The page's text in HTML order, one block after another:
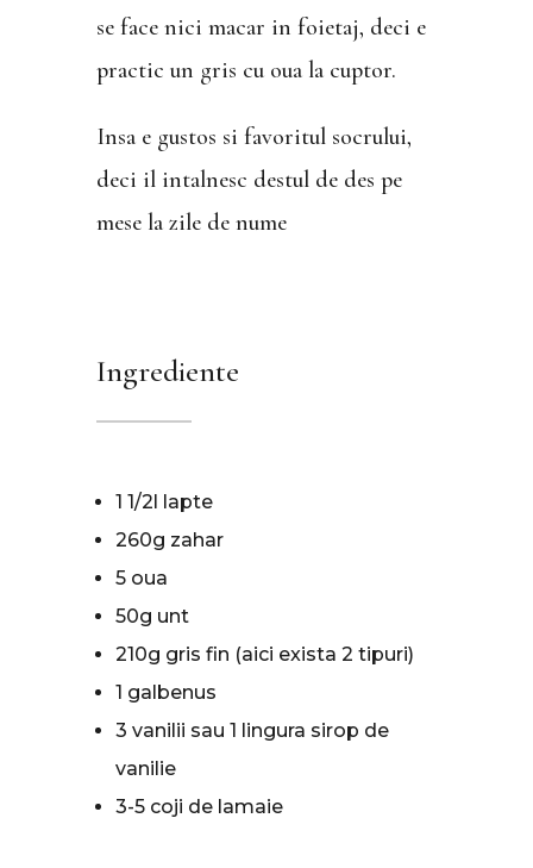
se face nici macar in foietaj, deci e
practic un gris cu oua la cuptor.
Insa e gustos si favoritul socrului,
deci il intalnesc destul de des pe
mese la zile de nume
Ingrediente
1 1/2l lapte
260g zahar
5 oua
50g unt
210g gris fin (aici exista 2 tipuri)
1 galbenus
3 vanilii sau 1 lingura sirop de
vanilie
3-5 coji de lamaie